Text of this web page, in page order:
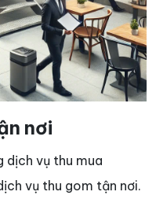
nơi
dịch vụ thu mua
vụ thu gom tận nơi.